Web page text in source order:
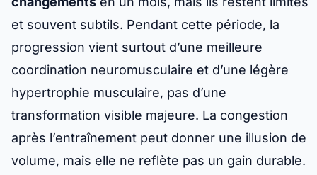
et souvent subtils. Pendant cette période, la
progression vient surtout d’une meilleure
coordination neuromusculaire et d’une légère
hypertrophie musculaire, pas d’une
transformation visible majeure. La congestion
après l’entraînement peut donner une illusion de
volume, mais elle ne reflète pas un gain durable.